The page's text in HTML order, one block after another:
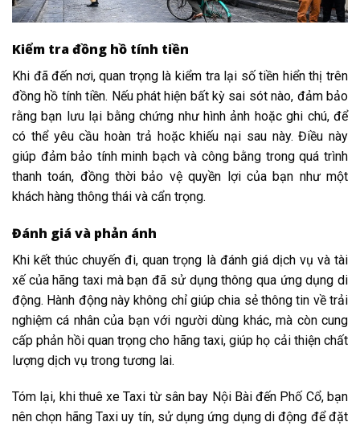
Kiểm tra đồng hồ tính tiền
Khi đã đến nơi, quan trọng là kiểm tra lại số tiền hiển thị trên
đồng hồ tính tiền. Nếu phát hiện bất kỳ sai sót nào, đảm bảo
rằng bạn lưu lại bằng chứng như hình ảnh hoặc ghi chú, để
có thể yêu cầu hoàn trả hoặc khiếu nại sau này. Điều này
giúp đảm bảo tính minh bạch và công bằng trong quá trình
thanh toán, đồng thời bảo vệ quyền lợi của bạn như một
khách hàng thông thái và cẩn trọng.
Đánh giá và phản ánh
Khi kết thúc chuyến đi, quan trọng là đánh giá dịch vụ và tài
xế của hãng taxi mà bạn đã sử dụng thông qua ứng dụng di
động. Hành động này không chỉ giúp chia sẻ thông tin về trải
nghiệm cá nhân của bạn với người dùng khác, mà còn cung
cấp phản hồi quan trọng cho hãng taxi, giúp họ cải thiện chất
lượng dịch vụ trong tương lai.
Tóm lại, khi thuê xe Taxi từ sân bay Nội Bài đến Phố Cổ, bạn
nên chọn hãng Taxi uy tín, sử dụng ứng dụng di động để đặt